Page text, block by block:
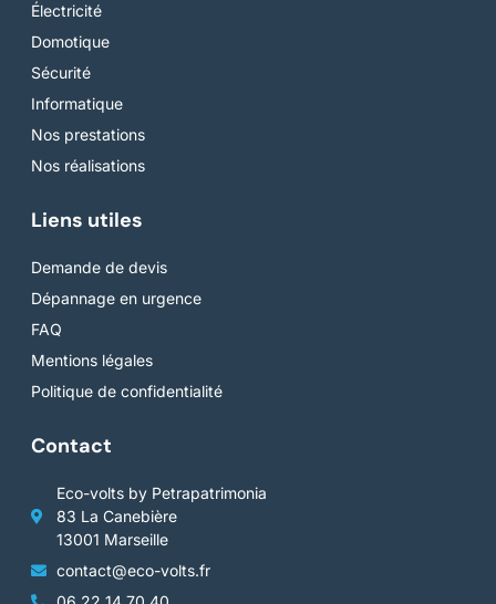
Électricité
Domotique
Sécurité
Informatique
Nos prestations
Nos réalisations
Liens utiles
Demande de devis
Dépannage en urgence
FAQ
Mentions légales
Politique de confidentialité
Contact
Eco-volts by Petrapatrimonia
83 La Canebière
13001 Marseille
contact@eco-volts.fr